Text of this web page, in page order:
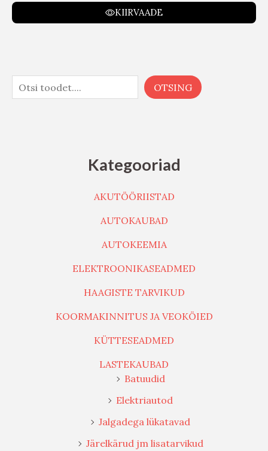
OTSING
Kategooriad
AKUTÖÖRIISTAD
AUTOKAUBAD
AUTOKEEMIA
ELEKTROONIKASEADMED
HAAGISTE TARVIKUD
KOORMAKINNITUS JA VEOKÖIED
KÜTTESEADMED
LASTEKAUBAD
Batuudid
Elektriautod
Jalgadega lükatavad
Järelkärud jm lisatarvikud
KIIRVAADE